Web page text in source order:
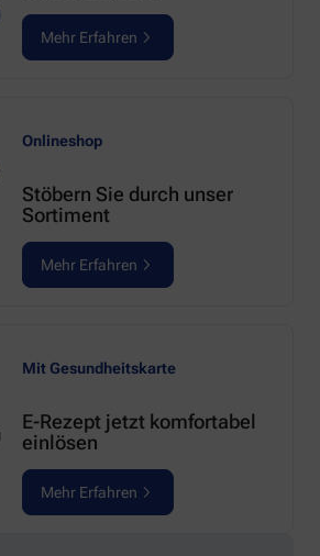
Mehr Erfahren
Onlineshop
Stöbern Sie durch unser
Sortiment
Mehr Erfahren
Mit Gesundheitskarte
E-Rezept jetzt komfortabel
einlösen
Mehr Erfahren